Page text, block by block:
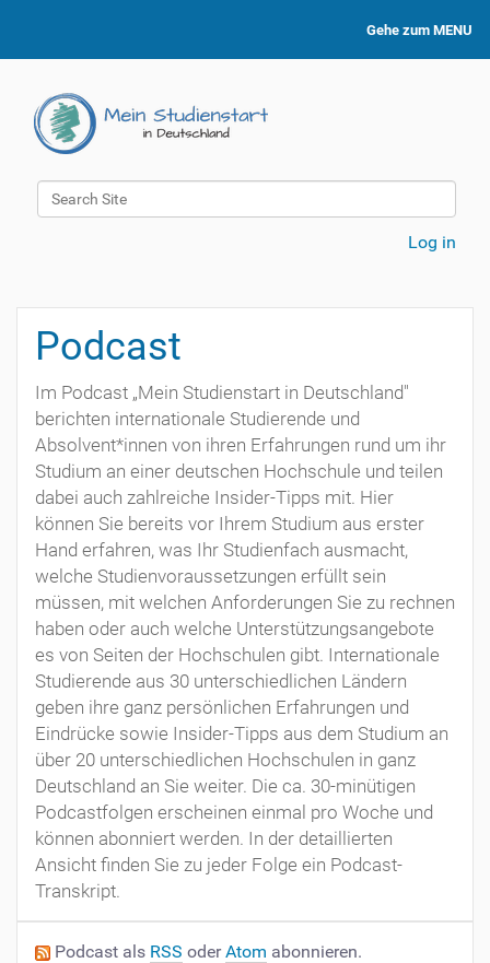
Gehe zum MENU
Search Site
Log in
Podcast
Im Podcast „Mein Studienstart in Deutschland"
berichten internationale Studierende und
Absolvent*innen von ihren Erfahrungen rund um ihr
Studium an einer deutschen Hochschule und teilen
dabei auch zahlreiche Insider-Tipps mit. Hier
können Sie bereits vor Ihrem Studium aus erster
Hand erfahren, was Ihr Studienfach ausmacht,
welche Studienvoraussetzungen erfüllt sein
müssen, mit welchen Anforderungen Sie zu rechnen
haben oder auch welche Unterstützungsangebote
es von Seiten der Hochschulen gibt. Internationale
Studierende aus 30 unterschiedlichen Ländern
geben ihre ganz persönlichen Erfahrungen und
Eindrücke sowie Insider-Tipps aus dem Studium an
über 20 unterschiedlichen Hochschulen in ganz
Deutschland an Sie weiter. Die ca. 30-minütigen
Podcastfolgen erscheinen einmal pro Woche und
können abonniert werden. In der detaillierten
Ansicht finden Sie zu jeder Folge ein Podcast-
Transkript.
Podcast als RSS oderAtom abonnieren.